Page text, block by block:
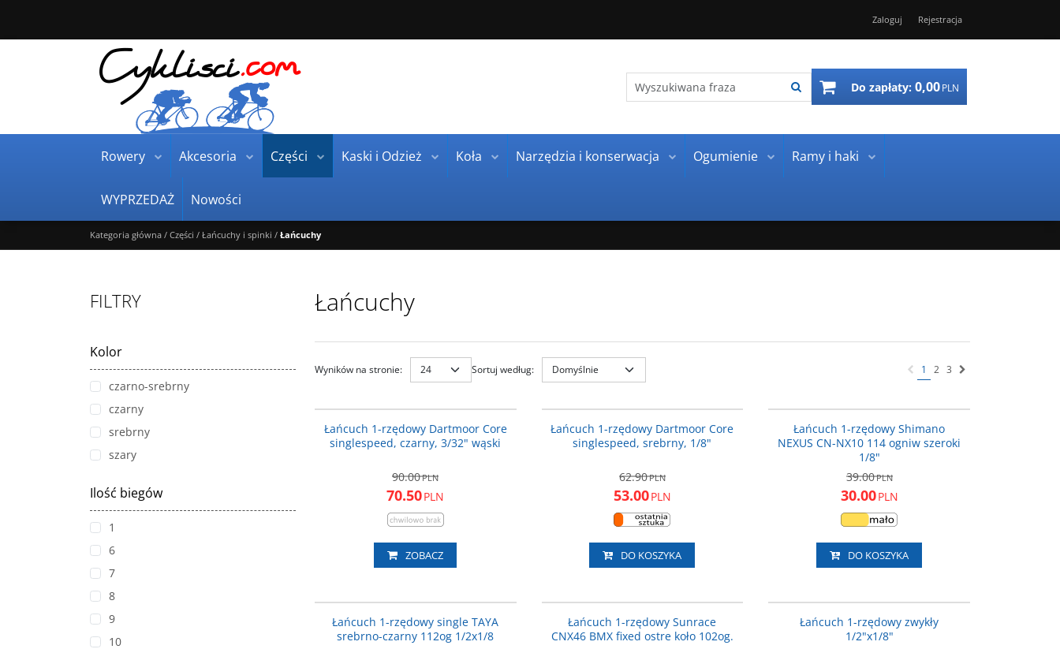
Zaloguj Rejestracja
Do zapłaty: 0,00PLN
Rowery Akcesoria Części Kaski i Odzież Koła Narzędzia i konserwacja Ogumienie Ramy i haki
WYPRZEDAŻ Nowości
Kategoria główna / Części / Łańcuchy i spinki / Łańcuchy
Łańcuchy
Wyników na stronie: Sortuj według: 1 2 3
Łańcuch 1-rzędowy Dartmoor Core
singlespeed, czarny, 3/32" wąski
90.00PLN
70.50PLN
ZOBACZ
Łańcuch 1-rzędowy Dartmoor Core
singlespeed, srebrny, 1/8"
62.90PLN
53.00PLN
DO KOSZYKA
Łańcuch 1-rzędowy Shimano
NEXUS CN-NX10 114 ogniw szeroki
1/8"
39.00PLN
30.00PLN
DO KOSZYKA
Łańcuch 1-rzędowy single TAYA
srebrno-czarny 112og 1/2x1/8
1/2x1/8"
Ilość biegów: 1
Łańcuch 1-rzędowy Sunrace
CNX46 BMX fixed ostre koło 102og.
Łańcuch 1-rzędowy zwykły
1/2"x1/8"
FILTRY
Kolor
czarno-srebrny
czarny
srebrny
szary
Ilość biegów
1
6
7
8
9
10